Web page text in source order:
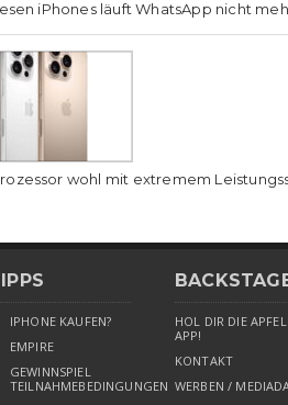
iPhones läuft WhatsApp nicht
wohl mit extremem
IPHONE KAUFEN?
EMPIRE
GEWINNSPIEL
TEILNAHMEBEDINGUNGEN
HOL DIR DIE
APP!
KONTAKT
WERBEN /